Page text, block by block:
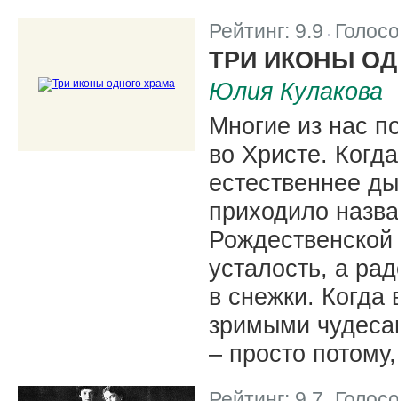
Рейтинг: 9.9 |
ТРИ ИКОНЫ
Юлия Кулакова
Многие из нас
во Христе.
естественнее
приходило
усталость, а
в снежки. Когда
зримыми
– просто